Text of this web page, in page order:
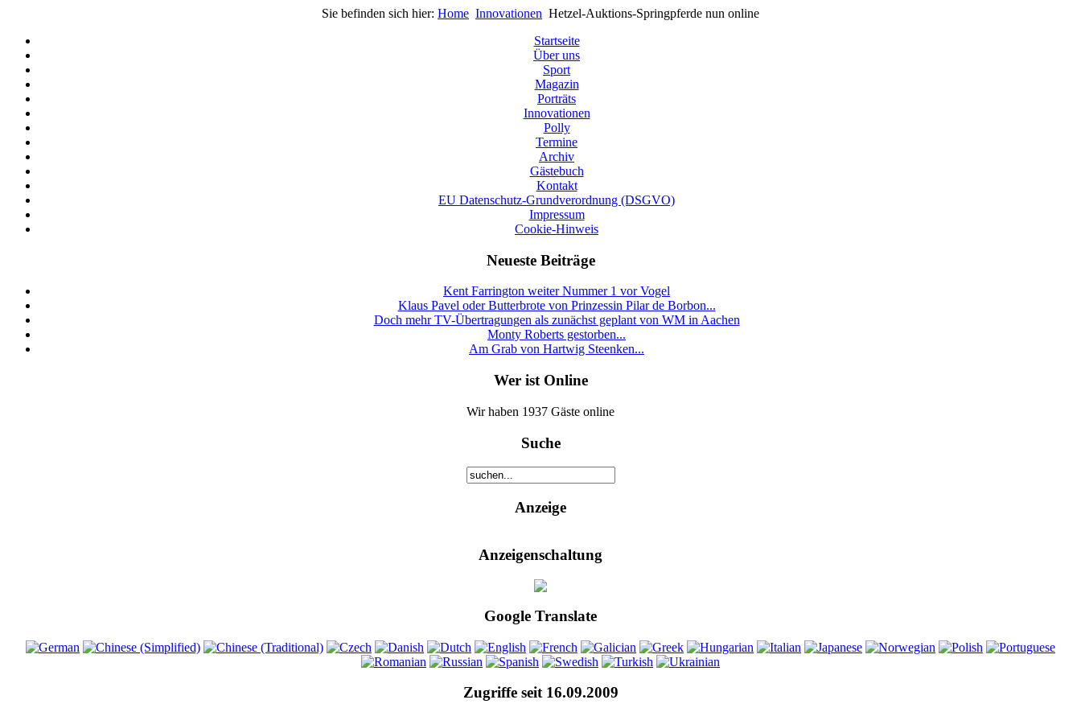
Sie befinden sich hier: Home Innovationen Hetzel-Auktions-Springpferde nun online
Startseite
Über uns
Sport
Magazin
Porträts
Innovationen
Polly
Termine
Archiv
Gästebuch
Kontakt
EU Datenschutz-Grundverordnung (DSGVO)
Impressum
Cookie-Hinweis
Neueste Beiträge
Kent Farrington weiter Nummer 1 vor Vogel
Klaus Pavel oder Butterbrote von Prinzessin Pilar de Borbon...
Doch mehr TV-Übertragungen als zunächst geplant von WM in Aachen
Monty Roberts gestorben...
Am Grab von Hartwig Steenken...
Wer ist Online
Wir haben 1937 Gäste online
Suche
Anzeige
Anzeigenschaltung
Google Translate
Zugriffe seit 16.09.2009